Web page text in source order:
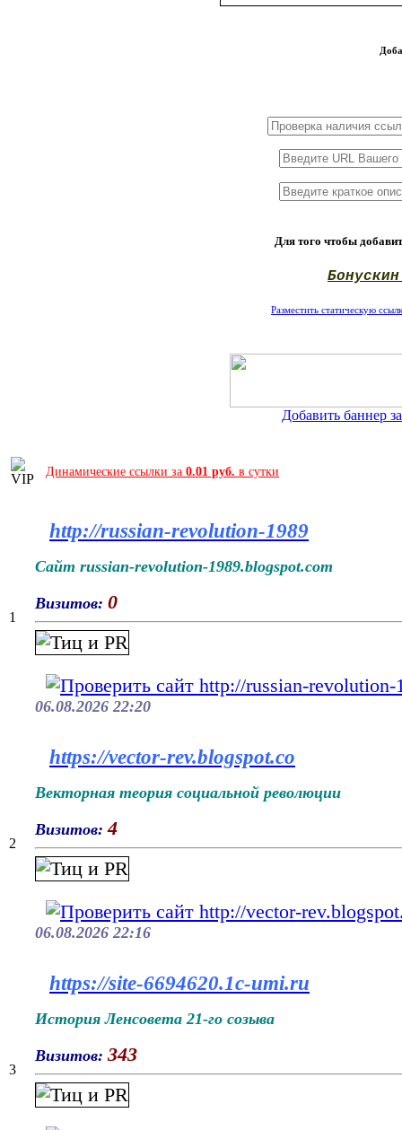
Для того чтобы
Разместить статическую
Добавить баннер
Динамические ссылки за 0.01 руб. в сутки
1
http://russian-revolution-1989
Сайт russian-revolution-1989.blogspot.com
Визитов: 0
06.08.2026 22:20
2
https://vector-rev.blogspot.co
Векторная теория социальной революции
Визитов: 4
06.08.2026 22:16
3
https://site-6694620.1c-umi.ru
История Ленсовета 21-го созыва
Визитов: 343